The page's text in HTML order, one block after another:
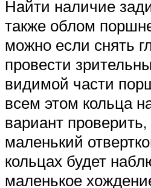
Найти наличие
также облом
можно если снять
провести
видимой части
всем этом кольца
вариант
маленький
кольцах будет
маленькое